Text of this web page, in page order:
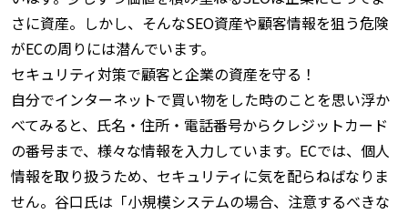
さに資産。しかし、そんなSEO資産や顧客情報を狙う危険
がECの周りには潜んでいます。
セキュリティ対策で顧客と企業の資産を守る！
自分でインターネットで買い物をした時のことを思い浮か
べてみると、氏名・住所・電話番号からクレジットカード
の番号まで、様々な情報を入力しています。ECでは、個人
情報を取り扱うため、セキュリティに気を配らねばなりま
せん。谷口氏は「小規模システムの場合、注意するべきな